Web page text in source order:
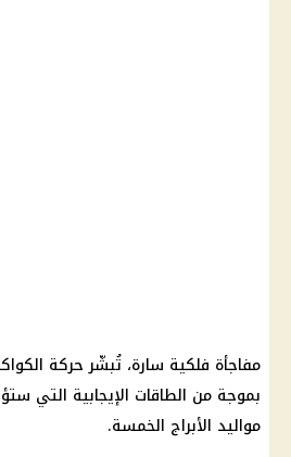
مفاجأة فلكية سارة، تُبشّر حركة
بموجة من الطاقات الإيجابية التي
مواليد الأبراج الخمسة.